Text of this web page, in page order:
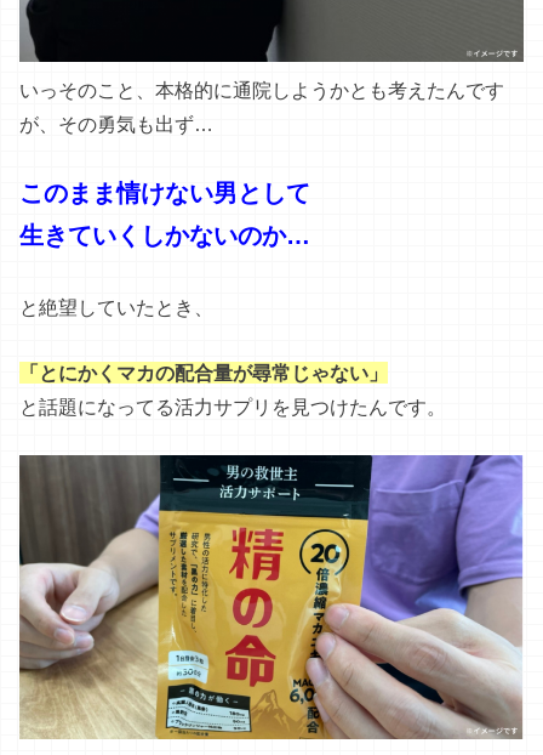
生きていくしかないのか…
と絶望していたとき、
と話題になってる活力サプリを見つけたんです。
とはいえ、よくある宣伝かと思ったんですが…
このサプリ、
なんとまさかのあの 超有名セクシー女優の
三上悠亜さんが絶賛していたんです…！